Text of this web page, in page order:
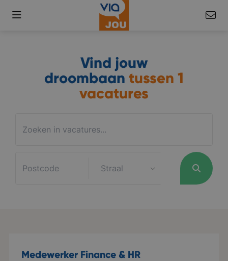
Vind jouw
droombaan tussen 1
vacatures
Medewerker Finance & HR